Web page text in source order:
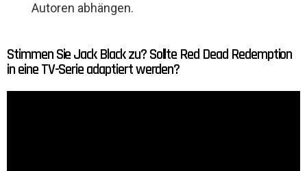
Autoren abhängen.
Stimmen Sie Jack Black zu? Sollte Red Dead Redemption
in eine TV-Serie adaptiert werden?